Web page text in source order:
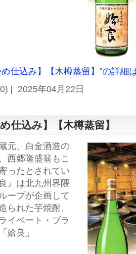
仕込み】【木樽蒸留】”の詳細
| 2025年04月22日
仕込み】【木樽蒸留】
元、白金酒造の
西郷隆盛翁もこ
ったとされてい
』は北九州界隈
ープが企画して
られた芋焼酎、
イベート・ブラ
姶良」